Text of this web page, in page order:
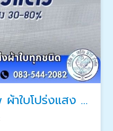
ผ้าใบSolar View ผ้าใบโปร่งแสง ราคาโรงงาน